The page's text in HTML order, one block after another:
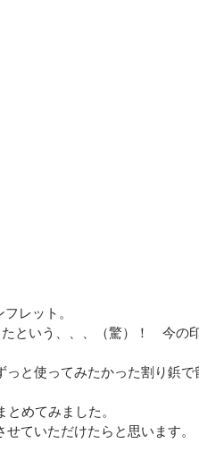
レット。
という、、、（驚）！　今の
と使ってみたかった割り鋲で
めてみました。
ていただけたらと思います。